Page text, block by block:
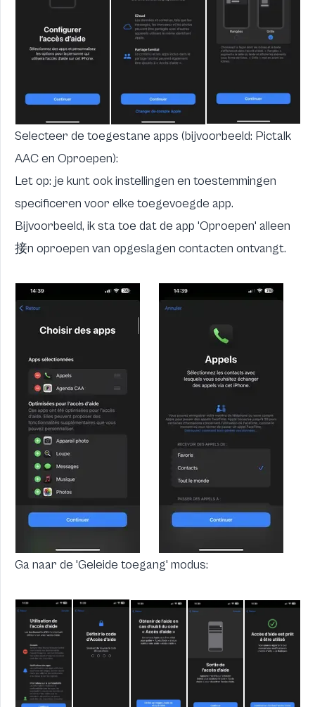
Selecteer de toegestane apps (bijvoorbeeld: Pictalk
AACen Oproepen):
Let op: je kunt ook instellingen en toestemmingen
specificeren voor elke toegevoegde app.
Bijvoorbeeld, ik sta toe dat de app 'Oproepen' alleen
接n oproepen van opgeslagen contacten ontvangt.
Ga naar de 'Geleide toegang' modus: